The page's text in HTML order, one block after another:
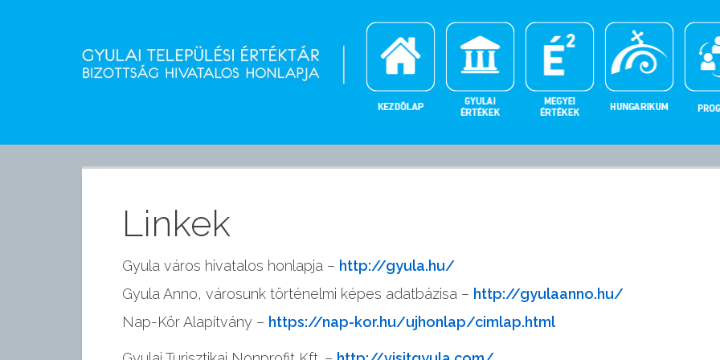
GYULAI ÉRTÉKEK
Linkek
Gyula város hivatalos honlapja – http://gyula.hu/
Gyula Anno, városunk történelmi képes adatbázisa – http://gyulaanno.hu/
Nap-Kör Alapítvány – https://nap-kor.hu/ujhonlap/cimlap.html